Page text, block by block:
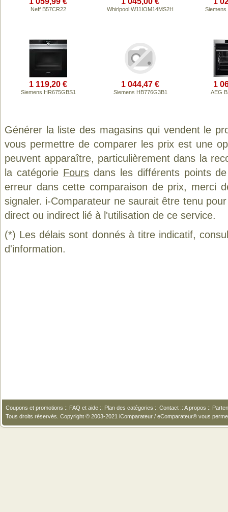
Neff B57CR22 Whirlpool W11IOM14MS2H Siemens
1 119,20 €
Siemens HR675GBS1
1 044,47 €
Siemens HB776G3B1
1
AEG
Générer la liste des magasins qui vendent le
vous permettre de comparer les prix est une
peuvent apparaître, particulièrement dans la
la catégorie Foursdans les différents points
erreur dans cette comparaison de prix, merci
signaler. i-Comparateur ne saurait être tenu
direct ou indirect lié à l'utilisation de ce service.
(*) Les délais sont donnés à titre indicatif,
d'information.
Coupons et promotions :: FAQ et aide :: Plan des catégories :: Contact :: A propos ::
Tous droits réservés. Copyright © 2003-2021 iComparateur / eComparateur® vous